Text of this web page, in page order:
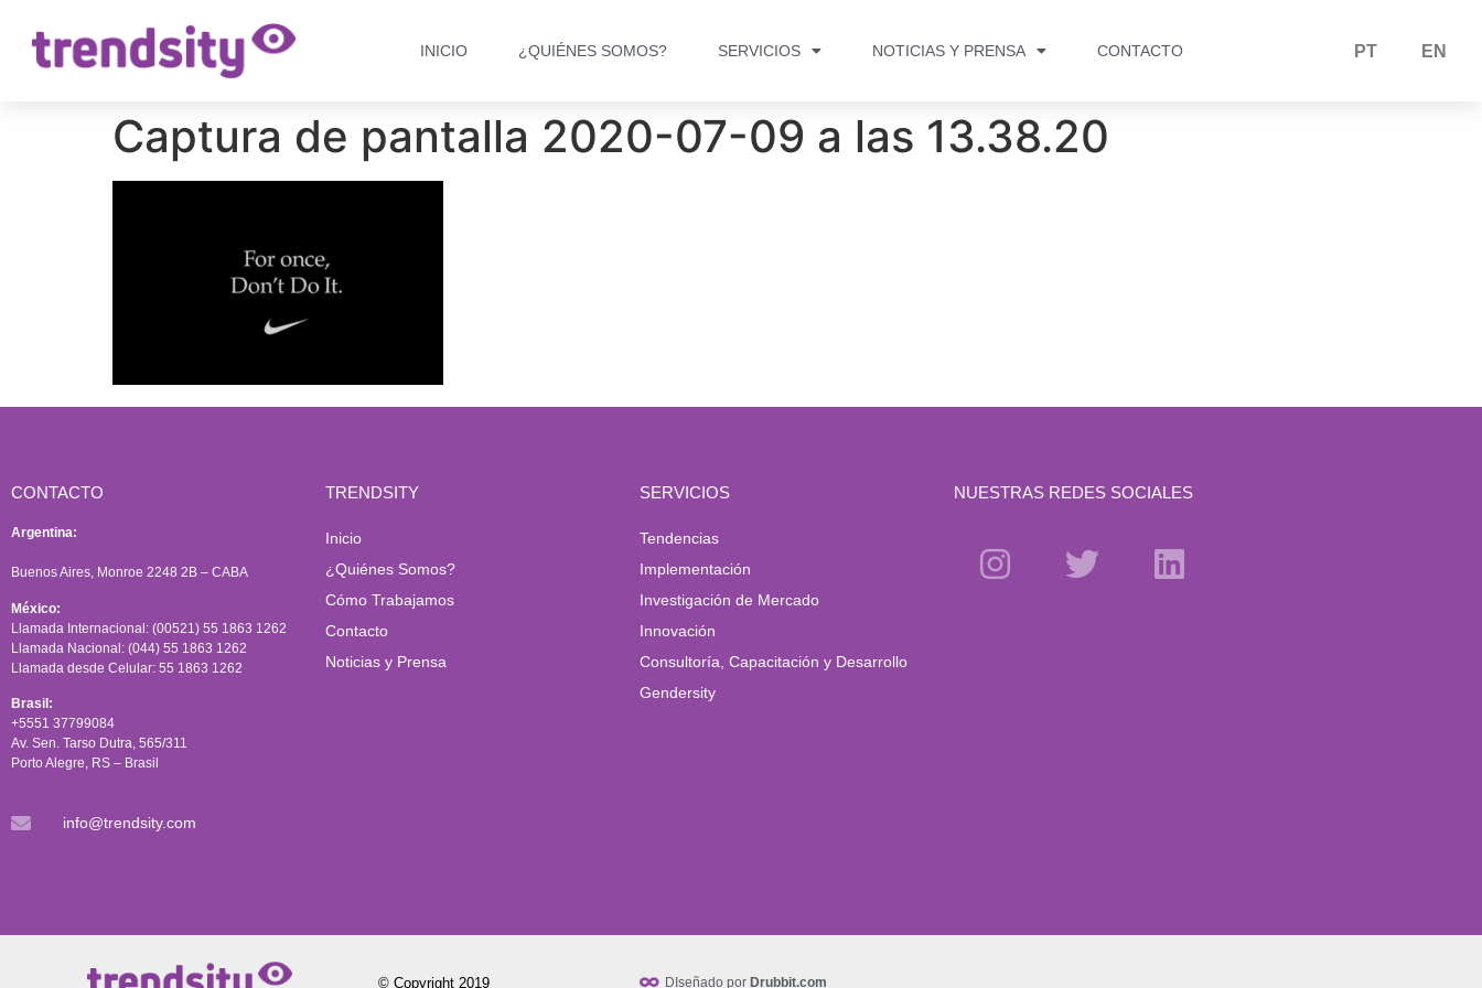
INICIO ¿QUIÉNES SOMOS? SERVICIOS NOTICIAS Y PRENSA CONTACTO PT EN
Captura de pantalla 2020-07-09 a las 13.38.20
CONTACTO
Argentina:
Buenos Aires, Monroe 2248 2B – CABA
México:
Llamada Internacional: (00521) 55 1863 1262
Llamada Nacional: (044) 55 1863 1262
Llamada desde Celular: 55 1863 1262
Brasil:
+5551 37799084
Av. Sen. Tarso Dutra, 565/311
Porto Alegre, RS – Brasil
info@trendsity.com
TRENDSITY
Inicio
¿Quiénes Somos?
Cómo Trabajamos
Contacto
Noticias y Prensa
SERVICIOS
Tendencias
Implementación
Investigación de Mercado
Innovación
Consultoría, Capacitación y Desarrollo
Gendersity
NUESTRAS REDES SOCIALES
© Copyright 2019 DIseñado por Drubbit.com